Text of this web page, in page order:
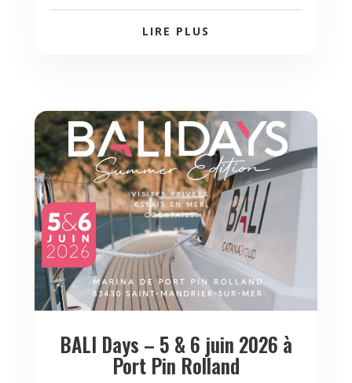
LIRE PLUS
BALI Days – 5 & 6 juin 2026 à
Port Pin Rolland